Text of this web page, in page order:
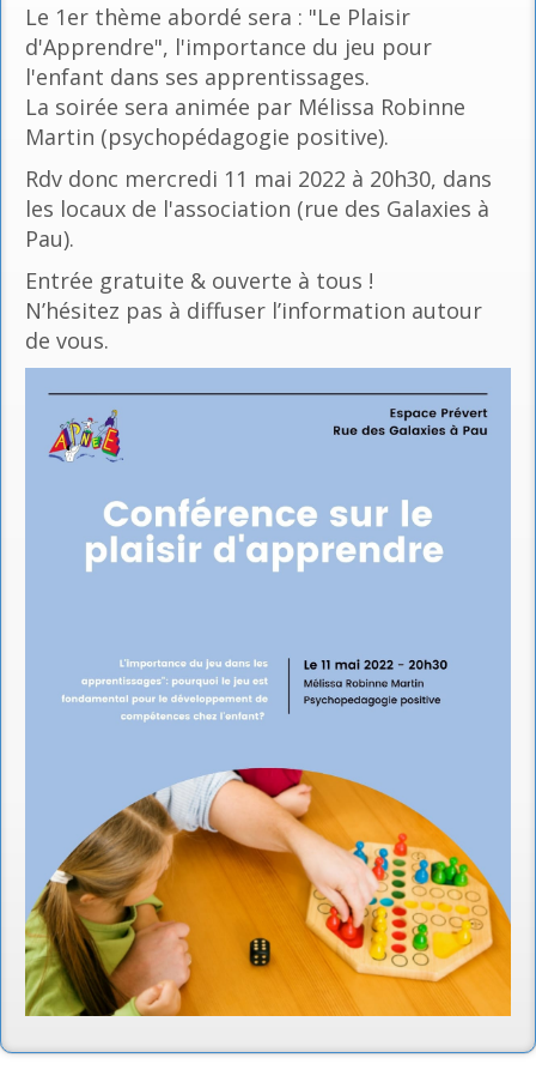
Le 1er thème abordé sera : "Le Plaisir
d'Apprendre", l'importance du jeu pour
l'enfant dans ses apprentissages.
La soirée sera animée par Mélissa Robinne
Martin (psychopédagogie positive).
Rdv donc mercredi 11 mai 2022 à 20h30, dans
les locaux de l'association (rue des Galaxies à
Pau).
Entrée gratuite & ouverte à tous !
N’hésitez pas à diffuser l’information autour
de vous.